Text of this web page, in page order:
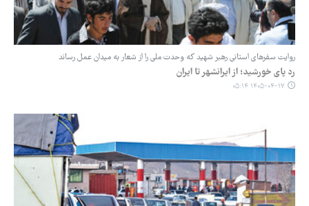
روایت سفرهای استانی رهبر شهید که وحدت ملی را از شعار به میدان عمل رساند
رد پای خورشید؛ از ایرانشهر تا ایران
۱۴۰۵-۰۴-۱۷ ۰۵:۱۴